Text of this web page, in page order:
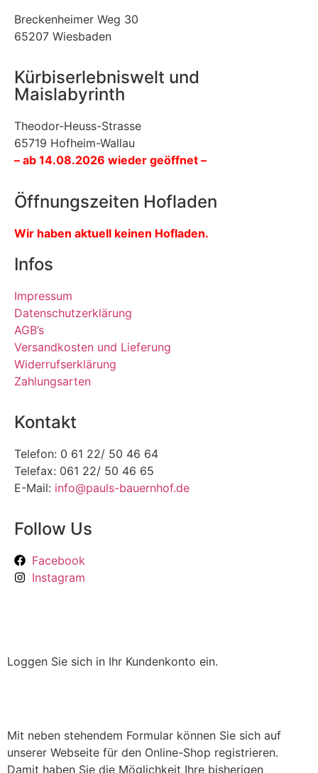
Breckenheimer Weg 30
65207 Wiesbaden
Kürbiserlebniswelt und
Maislabyrinth
Theodor-Heuss-Strasse
65719 Hofheim-Wallau
– ab 14.08.2026 wieder geöffnet –
Öffnungszeiten Hofladen
Wir haben aktuell keinen Hofladen.
Infos
Impressum
Datenschutzerklärung
AGB’s
Versandkosten und Lieferung
Widerrufserklärung
Zahlungsarten
Kontakt
Telefon: 0 61 22/ 50 46 64
Telefax: 061 22/ 50 46 65
E-Mail: info@pauls-bauernhof.de
Follow Us
Facebook
Instagram
Loggen Sie sich in Ihr Kundenkonto ein.
Mit neben stehendem Formular können Sie sich auf
unserer Webseite für den Online-Shop registrieren.
Damit haben Sie die Möglichkeit Ihre bisherigen